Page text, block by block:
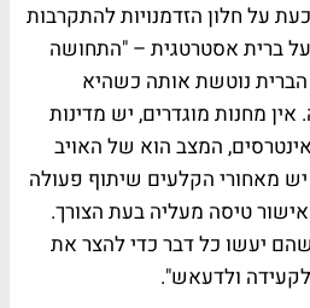
על חלון הזדמנויות להתקרבות
ברית אסטרטגית – "התחושה
נוטשת אותה כשהיא
מחנות מוגדרים, יש מדינות
המצב הוא של האויב
יש מאחורי הקלעים שיתוף פעולה
אישור טיסה מעליה בעת הצורך.
יעשו כל דבר כדי להצר את
ולדעאש".